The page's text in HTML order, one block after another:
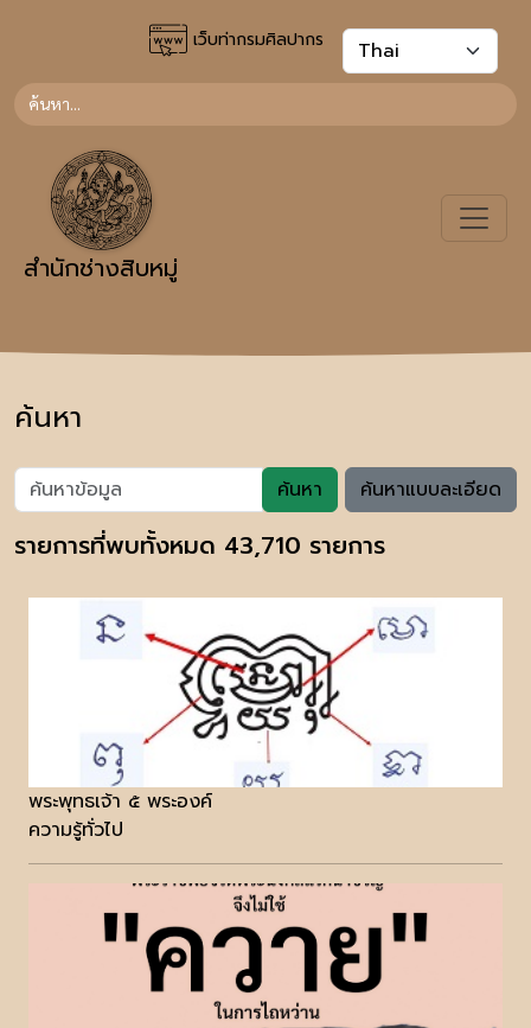
เว็บท่ากรมศิลปากร
สำนักช่างสิบหมู่
ค้นหา
ค้นหา ค้นหาแบบละเอียด
รายการที่พบทั้งหมด 43,710 รายการ
พระพุทธเจ้า ๕ พระองค์
ความรู้ทั่วไป